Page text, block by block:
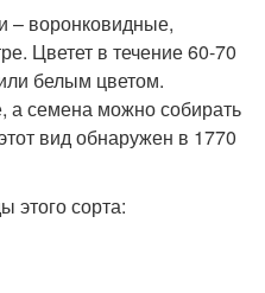
– воронковидные,
Цветет в течение 60-70
белым цветом.
а семена можно собирать
вид обнаружен в 1770
этого сорта: